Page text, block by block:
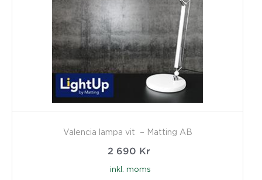
Valencia lampa vit – Matting AB
2 690 Kr
inkl. moms